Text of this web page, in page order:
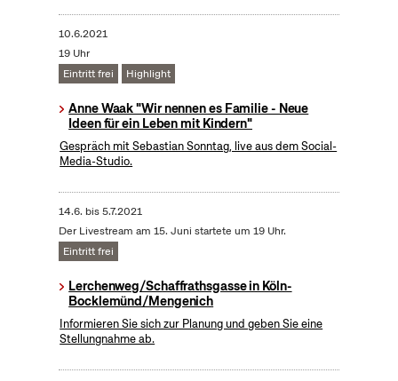
10.6.2021
19 Uhr
Eintritt frei
Highlight
Anne Waak "Wir nennen es Familie - Neue
Ideen für ein Leben mit Kindern"
Gespräch mit Sebastian Sonntag, live aus dem Social-
Media-Studio.
14.6. bis5.7.2021
Der Livestream am 15. Juni startete um 19 Uhr.
Eintritt frei
Lerchenweg/Schaffrathsgasse in Köln-
Bocklemünd/Mengenich
Informieren Sie sich zur Planung und geben Sie eine
Stellungnahme ab.